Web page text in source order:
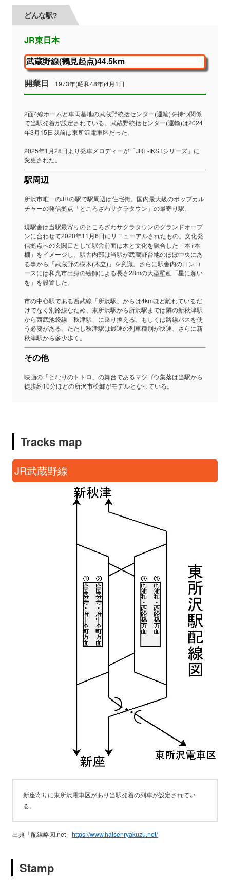
どんな駅?
JR東日本
武蔵野線(鶴見起点)44.5km
開業日
1973年(昭和48年)4月1日
2面4線ホームと車両基地の武蔵野統括センター(運輸)を持つ関係
で当駅発着が設定されている。武蔵野統括センター(運輸)は2024
年3月15日以前は東所沢電車区だった。
2025年1月28日より発車メロディーが「JRE-IKSTシリーズ」に
変更された。
駅周辺
所沢市唯一のJRの駅で駅周辺は住宅街。国内最大級のポップカル
チャーの発信拠点「ところざわサクラタウン」の最寄り駅。
現駅舎は当駅最寄りのところざわサクラタウンのグランドオープ
ンに合わせて2020年11月6日にリニューアルされたもの。文化発
信拠点への玄関口として駅舎前面は木と文化を融合した「本+本
棚」をイメージし、駅舎内部は当駅が武蔵野台地のほぼ中央にあ
る事から「武蔵野の樹木(木立)」を意識。さらに駅舎内のコンコ
ースには和光市出身の絵師による長さ28mの大型壁画「星に願い
を」を設置した。
市の中心駅である西武線「所沢駅」からは4kmほど離れているだ
けでなく別路線なため、東所沢駅から所沢駅までは隣の新秋津駅
から西武池袋線「秋津駅」に乗り換える、もしくは路線バスを使
う必要がある。ただし秋津駅は最速の列車種別が快速、さらに新
秋津駅から多少歩く。
その他
映画の「となりのトトロ」の舞台であるマツゴウ集落は当駅から
徒歩約10分ほどの所沢市松郷がモデルとなっている。
Tracks map
JR武蔵野線
新座寄りに東所沢電車区があり当駅発着の列車が設定されてい
る。
出典「配線略図.net」https://www.haisenryakuzu.net/
Stamp